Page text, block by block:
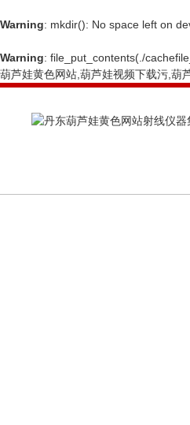
Warning: mkdir(): No space left on
Warning: file_put_contents(./
葫芦娃黄色网站,葫芦娃视频下载污,葫